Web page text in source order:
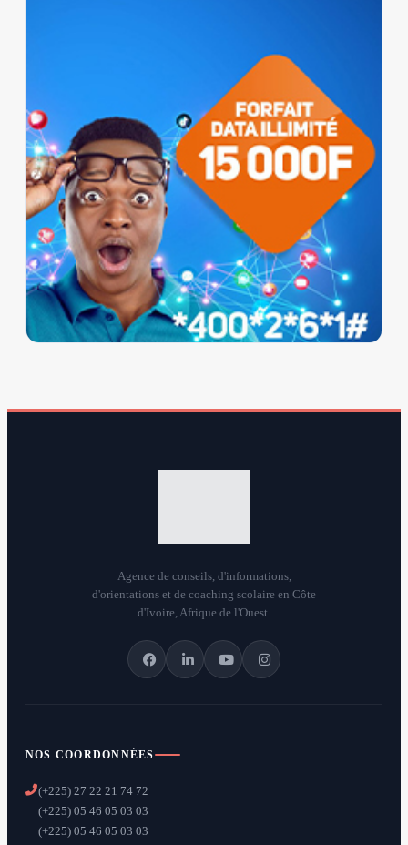
Agence de conseils, d'informations,
d'orientations et de coaching scolaire en Côte
d'Ivoire, Afrique de l'Ouest.
NOS COORDONNÉES
(+225) 27 22 21 74 72
(+225) 05 46 05 03 03
(+225) 05 46 05 03 03